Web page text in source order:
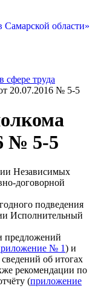
области»
сфере труда
20.07.2016 № 5-5
№ 5-5
Независимых
договорной
подведения
Исполнительный
предложений
№ 1) и
об итогах
рекомендации по
(приложение